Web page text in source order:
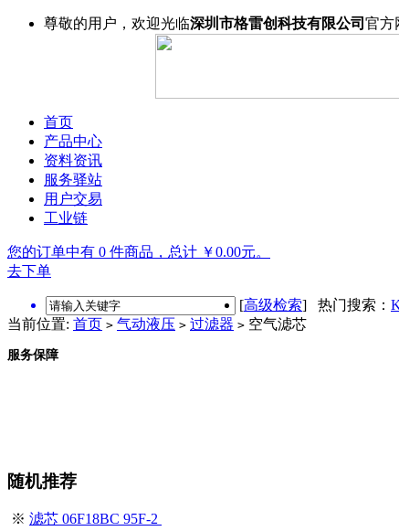
尊敬的用户，欢迎光临深圳市格雷创科技有限公司 官
首页
产品中心
资料资讯
服务驿站
用户交易
工业链
您的订单中有 0 件商品，总计 ￥0.00元。
去下单
[高级检索] 热门搜索：
当前位置: 首页 > 气动液压 > 过滤器 > 空气滤芯
服务保障
随机推荐
※ 滤芯 06F18BC 95F-2